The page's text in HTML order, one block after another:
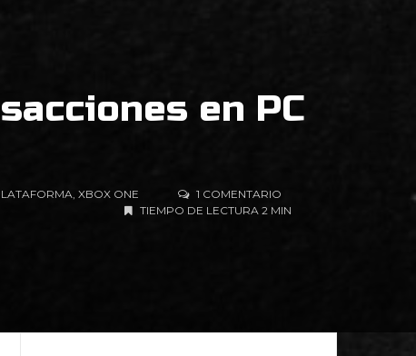
en PC
, XBOX ONE
TIEMPO DE LECTURA 2 MIN
1 COMENTARIO